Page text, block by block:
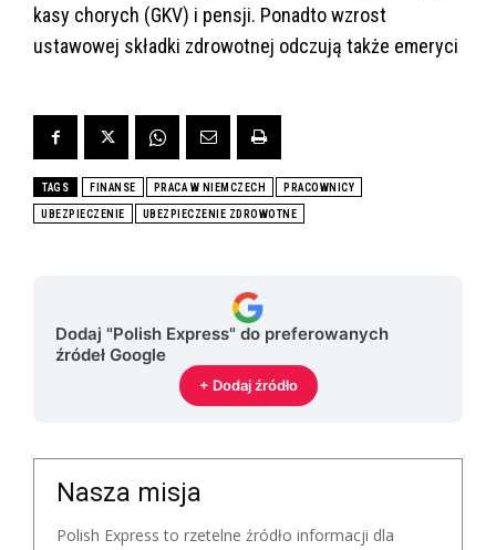
kasy chorych (GKV) i pensji. Ponadto wzrost
ustawowej składki zdrowotnej odczują także emeryci
TAGS FINANSE PRACA W NIEMCZECH PRACOWNICY
UBEZPIECZENIE UBEZPIECZENIE ZDROWOTNE
Dodaj "Polish Express" do preferowanych
źródeł Google
+ Dodaj źródło
Nasza misja
Polish Express to rzetelne źródło informacji dla